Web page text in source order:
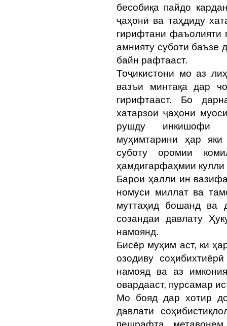
бесобиқа пайдо
ҷаҳонӣ ва таҳдиду
гирифтани фаъолияти
амнияту суботи баъзе
байн рафтааст.
Тоҷикистони мо аз
вазъи минтақа дар
гирифтааст. Бо
хатарзои ҷаҳони
рушду инкишофи
муҳимтарини ҳар
суботу оромии
ҳамдигарфаҳмии
Барои ҳалли ин
номуси миллат ва
муттаҳид бошанд ва
созандаи давлату
намоянд.
Бисёр муҳим аст, ки
озодиву
намояд ва аз
овардааст, пурсамар
Мо бояд дар хотир
давлати